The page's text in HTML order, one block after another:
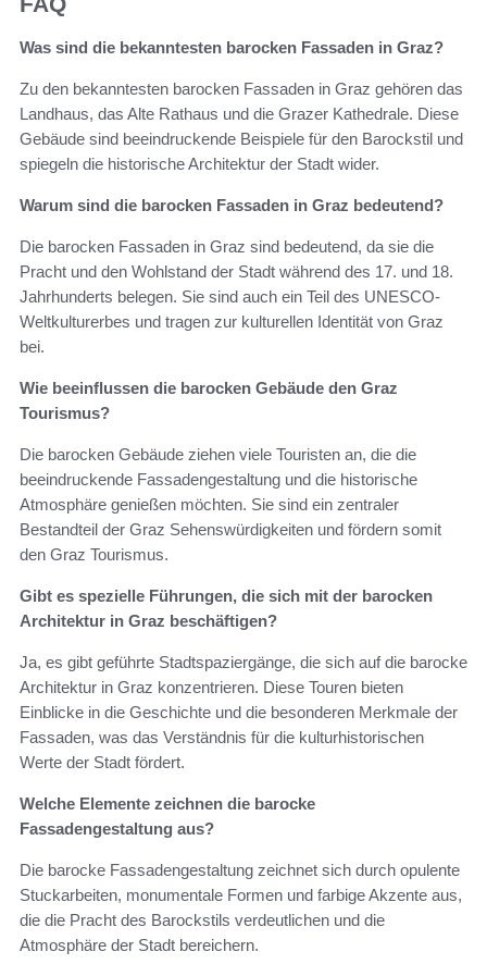
Was sind die bekanntesten barocken Fassaden in Graz?
Zu den bekanntesten barocken Fassaden in Graz gehören das
Landhaus, das Alte Rathaus und die Grazer Kathedrale. Diese
Gebäude sind beeindruckende Beispiele für den Barockstil und
spiegeln die historische Architektur der Stadt wider.
Warum sind die barocken Fassaden in Graz bedeutend?
Die barocken Fassaden in Graz sind bedeutend, da sie die
Pracht und den Wohlstand der Stadt während des 17. und 18.
Jahrhunderts belegen. Sie sind auch ein Teil des UNESCO-
Weltkulturerbes und tragen zur kulturellen Identität von Graz
bei.
Wie beeinflussen die barocken Gebäude den Graz
Tourismus?
Die barocken Gebäude ziehen viele Touristen an, die die
beeindruckende Fassadengestaltung und die historische
Atmosphäre genießen möchten. Sie sind ein zentraler
Bestandteil der Graz Sehenswürdigkeiten und fördern somit
den Graz Tourismus.
Gibt es spezielle Führungen, die sich mit der barocken
Architektur in Graz beschäftigen?
Ja, es gibt geführte Stadtspaziergänge, die sich auf die barocke
Architektur in Graz konzentrieren. Diese Touren bieten
Einblicke in die Geschichte und die besonderen Merkmale der
Fassaden, was das Verständnis für die kulturhistorischen
Werte der Stadt fördert.
Welche Elemente zeichnen die barocke
Fassadengestaltung aus?
Die barocke Fassadengestaltung zeichnet sich durch opulente
Stuckarbeiten, monumentale Formen und farbige Akzente aus,
die die Pracht des Barockstils verdeutlichen und die
Atmosphäre der Stadt bereichern.